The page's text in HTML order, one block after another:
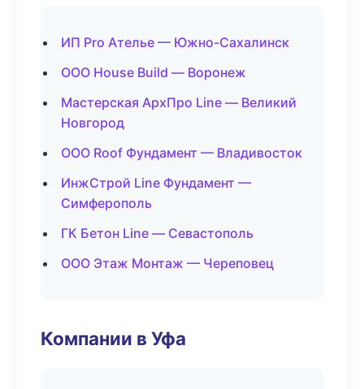
ИП Pro Ателье — Южно-Сахалинск
ООО House Build — Воронеж
Мастерская АрхПро Line — Великий
Новгород
ООО Roof Фундамент — Владивосток
ИнжСтрой Line Фундамент —
Симферополь
ГК Бетон Line — Севастополь
ООО Этаж Монтаж — Череповец
Компании в Уфа